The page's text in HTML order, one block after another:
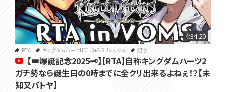
4:34:20
RTA キングダムハーツHD1.5+2.5リミックス 記念
【👑爆誕記念2025🗝】【RTA】自称キングダムハーツ2
ガチ勢なら誕生日の0時までに全クリ出来るよねぇ！？【未
知又バトヤ】